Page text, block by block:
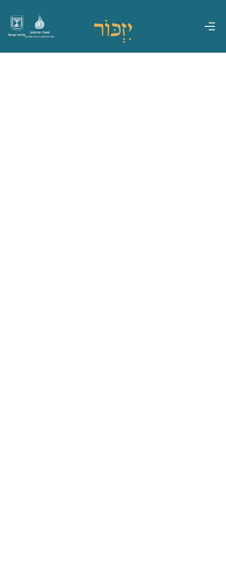
מדינת ישראל
משרד הביטחון
אגף משפחות, הנצחה ומורשת